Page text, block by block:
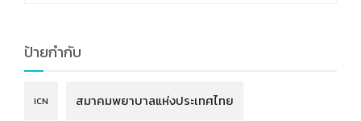
ป้ายกำกับ
ICN สมาคมพยาบาลแห่งประเทศไทย